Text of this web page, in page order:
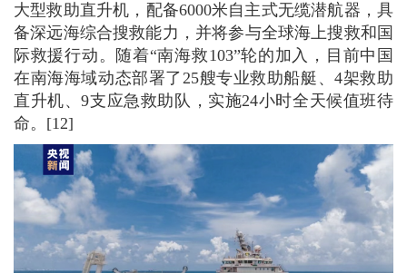
大型救助直升机，配备6000米自主式无缆潜航器，具
备深远海综合搜救能力，并将参与全球海上搜救和国
际救援行动。随着“南海救103”轮的加入，目前中国
在南海海域动态部署了25艘专业救助船艇、4架救助
直升机、9支应急救助队，实施24小时全天候值班待
命。[12]